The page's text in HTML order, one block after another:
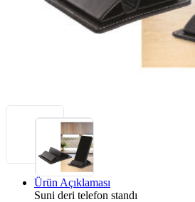
Ürün Açıklaması
Suni deri telefon standı